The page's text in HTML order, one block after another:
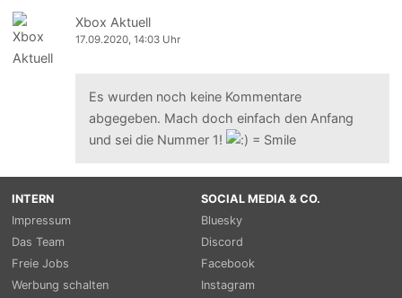
Xbox Aktuell
17.09.2020, 14:03 Uhr
Es wurden noch keine Kommentare
abgegeben. Mach doch einfach den Anfang
und sei die Nummer 1!
INTERN
Impressum
Das Team
Freie Jobs
Werbung schalten
SOCIAL MEDIA & CO.
Bluesky
Discord
Facebook
Instagram